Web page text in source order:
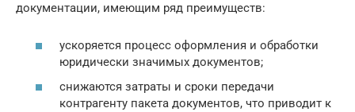
документации, имеющим ряд преимуществ:
ускоряется процесс оформления и обработки
юридически значимых документов;
снижаются затраты и сроки передачи
контрагенту пакета документов, что приводит к